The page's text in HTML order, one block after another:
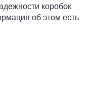
коробок
об этом есть